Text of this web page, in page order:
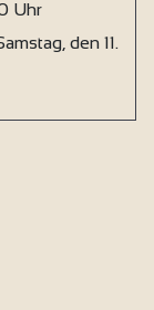
Uhr
den 11.